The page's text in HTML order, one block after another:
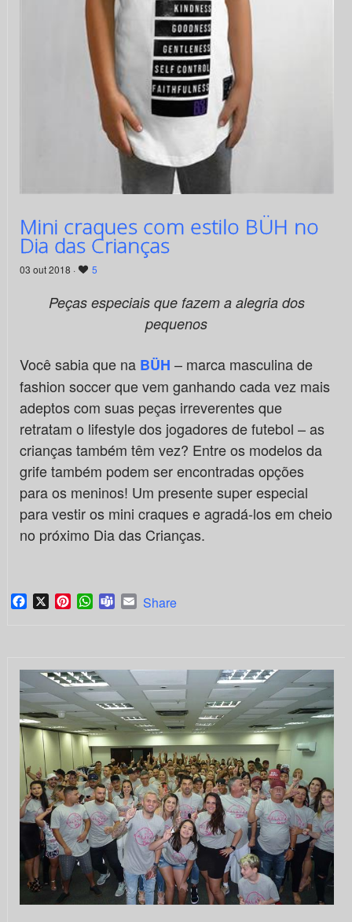
Mini craques com estilo BÜH no
Dia das Crianças
03 out 2018 · 5
Peças especiais que fazem a alegria dos
pequenos
Você sabia que na BÜH – marca masculina de
fashion soccer que vem ganhando cada vez mais
adeptos com suas peças irreverentes que
retratam o lifestyle dos jogadores de futebol – as
crianças também têm vez? Entre os modelos da
grife também podem ser encontradas opções
para os meninos! Um presente super especial
para vestir os mini craques e agradá-los em cheio
no próximo Dia das Crianças.
Facebook
X PinterestWhatsApp
TeamsEmail
Share